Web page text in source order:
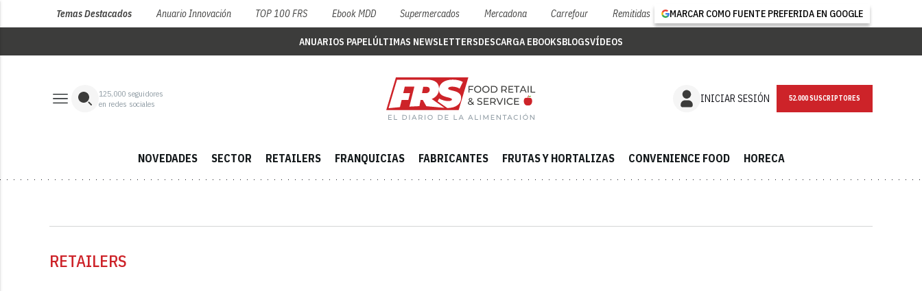
Temas Destacados Anuario Innovación TOP 100 FRS Ebook MDD Supermercados Mercadona Carrefour Remitidas MARCAR COMO FUENTE PREFERIDA EN GOOGLE
ANUARIOS PAPELÚLTIMAS NEWSLETTERSDESCARGA EBOOKSBLOGSVÍDEOS
125,000 seguidores
en redes sociales
INICIAR SESIÓN NEWSLETTER
NOVEDADES SECTOR RETAILERS FRANQUICIAS FABRICANTES FRUTAS Y HORTALIZAS CONVENIENCE FOOD HORECA
RETAILERS